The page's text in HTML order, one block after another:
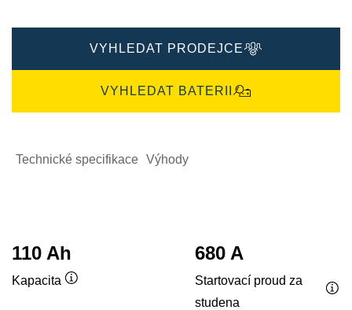
VYHLEDAT PRODEJCE
VYHLEDAT BATERII
Technické specifikace Výhody
110 Ah
Kapacita
680 A
Startovací proud za
studena